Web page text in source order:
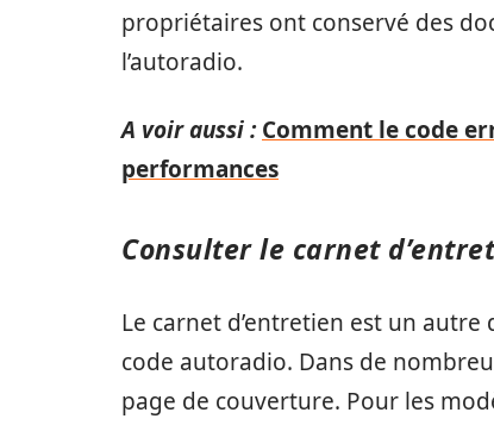
propriétaires ont conservé des
l’autoradio.
A voir aussi : Comment le code
performances
Consulter le carnet
Le carnet d’entretien est un
code autoradio. Dans de
page de couverture. Pour les